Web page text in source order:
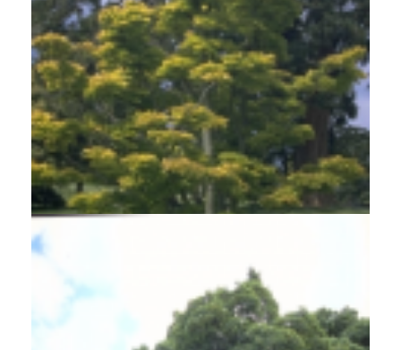
Esdoorn
Acer shirasawanum 'Aureum'